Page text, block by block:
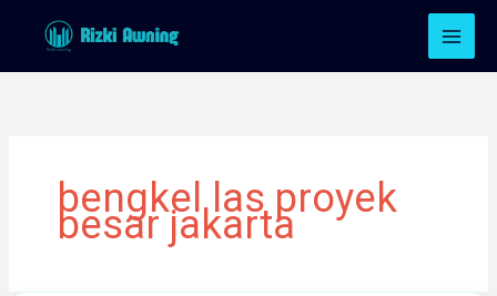
bengkel las proyek
besar jakarta